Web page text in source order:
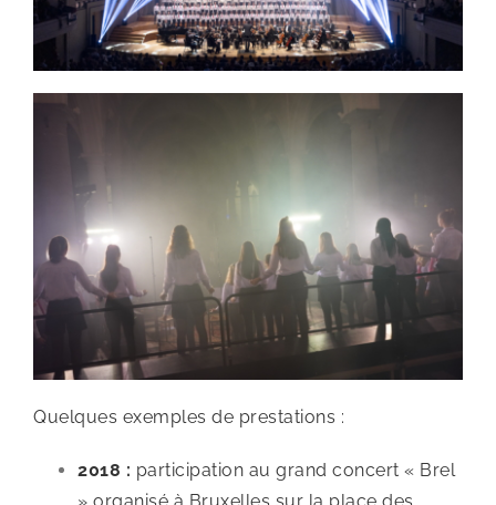
Quelques exemples de prestations :
2018 : participation au grand concert « Brel
» organisé à Bruxelles sur la place des